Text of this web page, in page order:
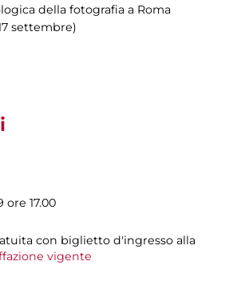
della fotografia a Roma
settembre)
17.00
con biglietto d'ingresso alla
vigente